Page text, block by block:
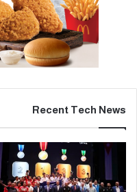
Recent Tech News